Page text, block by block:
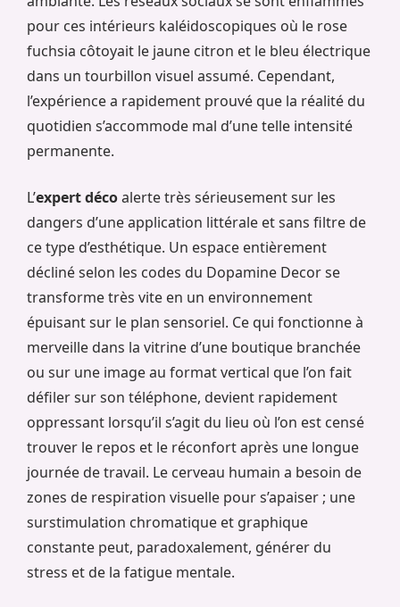
pour ces intérieurs kaléidoscopiques où le rose
fuchsia côtoyait le jaune citron et le bleu électrique
dans un tourbillon visuel assumé. Cependant,
l’expérience a rapidement prouvé que la réalité du
quotidien s’accommode mal d’une telle intensité
permanente.
L’expert décoalerte très sérieusement sur les
dangers d’une application littérale et sans filtre de
ce type d’esthétique. Un espace entièrement
décliné selon les codes du Dopamine Decor se
transforme très vite en un environnement
épuisant sur le plan sensoriel. Ce qui fonctionne à
merveille dans la vitrine d’une boutique branchée
ou sur une image au format vertical que l’on fait
défiler sur son téléphone, devient rapidement
oppressant lorsqu’il s’agit du lieu où l’on est censé
trouver le repos et le réconfort après une longue
journée de travail. Le cerveau humain a besoin de
zones de respiration visuelle pour s’apaiser ; une
surstimulation chromatique et graphique
constante peut, paradoxalement, générer du
stress et de la fatigue mentale.